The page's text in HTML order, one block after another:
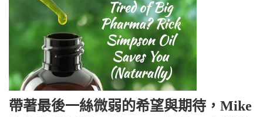
帶著最後一絲微弱的希望與期待，Mike